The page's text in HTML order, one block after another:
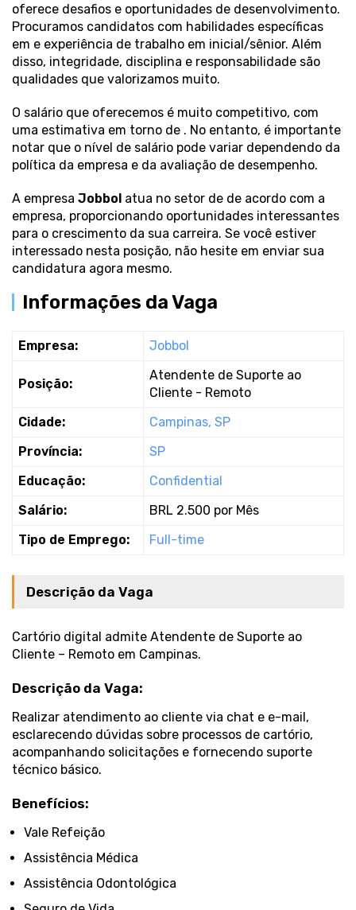
oferece desafios e oportunidades de desenvolvimento.
Procuramos candidatos com habilidades específicas
em e experiência de trabalho em inicial/sênior. Além
disso, integridade, disciplina e responsabilidade são
qualidades que valorizamos muito.
O salário que oferecemos é muito competitivo, com
uma estimativa em torno de . No entanto, é importante
notar que o nível de salário pode variar dependendo da
política da empresa e da avaliação de desempenho.
A empresa Jobbol atua no setor de de acordo com a
empresa, proporcionando oportunidades interessantes
para o crescimento da sua carreira. Se você estiver
interessado nesta posição, não hesite em enviar sua
candidatura agora mesmo.
Informações da Vaga
Empresa: Jobbol
Posição:
Atendente de Suporte ao
Cliente - Remoto
Cidade:
Campinas, SP
Província:
SP
Educação:
Confidential
Salário:
BRL 2.500 por Mês
Tipo de Emprego:
Full-time
Descrição da Vaga
Cartório digital admite Atendente de Suporte ao
Cliente – Remoto em Campinas.
Descrição da Vaga:
Realizar atendimento ao cliente via chat e e-mail,
esclarecendo dúvidas sobre processos de cartório,
acompanhando solicitações e fornecendo suporte
técnico básico.
Benefícios:
Vale Refeição
Assistência Médica
Assistência Odontológica